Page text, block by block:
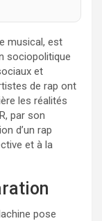
musical, est
sociopolitique
et
de rap ont
les réalités
par son
d’un rap
et à la
pose